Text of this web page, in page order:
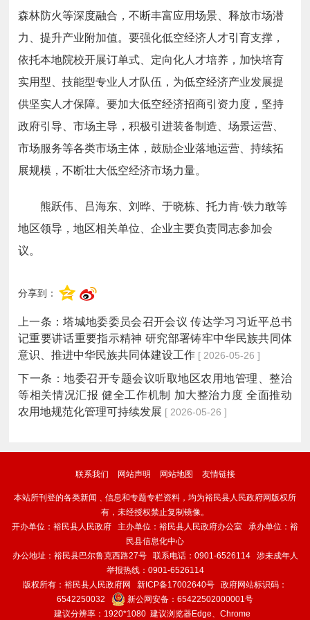
森林防火等深度融合，不断丰富应用场景、释放市场潜
力、提升产业附加值。要强化低空经济人才引育支撑，
依托本地院校开展订单式、定向化人才培养，加快培育
实用型、技能型专业人才队伍，为低空经济产业发展提
供坚实人才保障。要加大低空经济招商引资力度，坚持
政府引导、市场主导，积极引进装备制造、场景运营、
市场服务等各类市场主体，鼓励企业落地运营、持续拓
展规模，不断壮大低空经济市场力量。
熊跃伟、吕海东、刘晔、于晓栋、托力肯·铁力敢等
地区领导，地区相关单位、企业主要负责同志参加会
议。
分享到：
上一条：塔城地委委员会召开会议 传达学习习近平总书
记重要讲话重要指示精神 研究部署铸牢中华民族共同体
意识、推进中华民族共同体建设工作 [ 2026-05-26 ]
下一条：地委召开专题会议听取地区农用地管理、整治
等相关情况汇报 健全工作机制 加大整治力度 全面推动
农用地规范化管理可持续发展 [ 2026-05-26 ]
联系我们 网站声明 网站地图 友情链接
本站所刊登的各类新闻﹑信息和专题专栏资料，均为裕民县人民政府网版权所
有，未经授权禁止复制镜像。
开办单位：裕民县人民政府 主办单位：裕民县人民政府办公室 承办单位：裕
民县信息化中心
办公地址：裕民县巴尔鲁克西路27号 联系电话：0901-6526114 涉未成年人
举报热线：0901-6526114
版权所有：裕民县人民政府网 新ICP备17002640号 政府网站标识码：
6542250032
新公网安备： 65422502000001号
建议分辨率：1920*1080 建议浏览器Edge、Chrome